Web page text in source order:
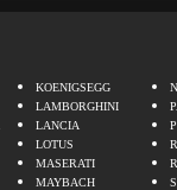
KOENIGSEGG
LAMBORGHINI
LANCIA
LOTUS
MASERATI
MAYBACH